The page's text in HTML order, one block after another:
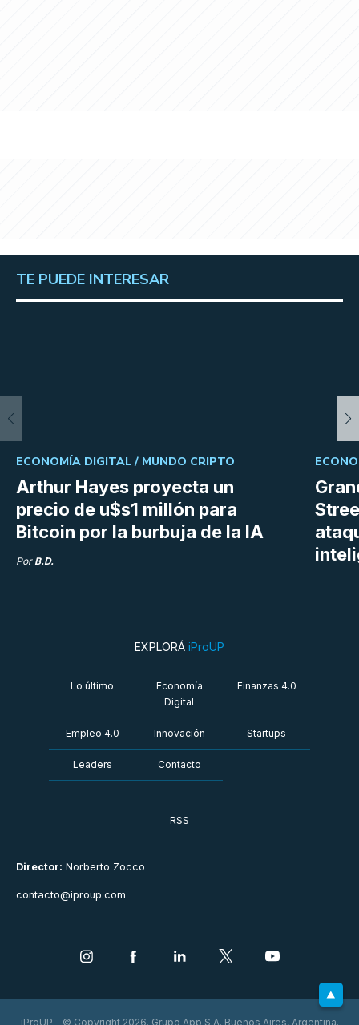
TE PUEDE INTERESAR
Arthur Hayes proyecta un
precio de u$s1 millón para
Bitcoin por la burbuja de la IA
ECONOMÍA DIGITAL / MUNDO CRIPTO
Por B.D.
Director: Norberto Zocco
contacto@iproup.com
EXPLORÁ iProUP
Lo último
Economía
Digital
Finanzas 4.0
Empleo 4.0 Innovación Startups
Leaders Contacto
RSS
iProUP - © Copyright 2026. Grupo App S.A. Buenos Aires, Argentina.